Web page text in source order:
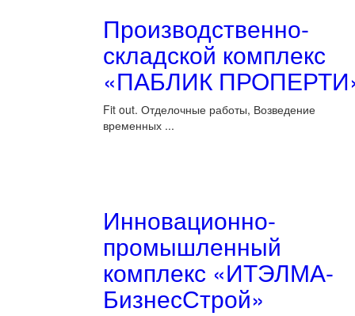
Производственно-
складской комплекс
«ПАБЛИК
Fit out. Отделочные работы, Возведение
временных ...
Инновационно-
промышленный
комплекс «ИТЭЛМА-
БизнесСтрой»